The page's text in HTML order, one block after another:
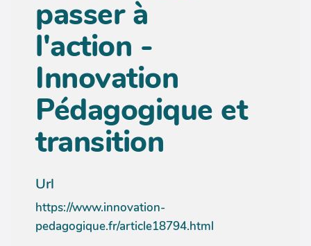
passer à
l'action -
Innovation
Pédagogique et
transition
Url
https://www.innovation-
pedagogique.fr/article18794.html